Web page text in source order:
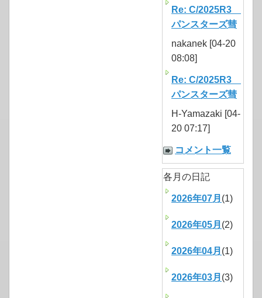
Re: C/2025R3
パンスターズ彗
nakanek [04-20
08:08]
Re: C/2025R3
パンスターズ彗
H-Yamazaki [04-
20 07:17]
コメント一覧
各月の日記
2026年07月 (1)
2026年05月 (2)
2026年04月 (1)
2026年03月 (3)